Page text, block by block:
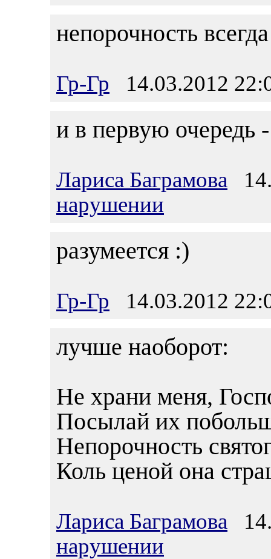
непорочность
Гр-Гр 14.03.2012
и в первую очередь
Лариса Баграмова
нарушении
разумеется :)
Гр-Гр 14.03.2012
лучше наоборот:
Не храни меня,
Посылай их
Непорочность
Коль ценой она
Лариса Баграмова
нарушении